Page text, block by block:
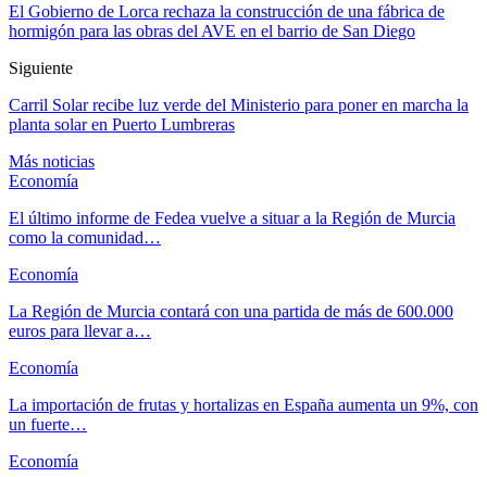
El Gobierno de Lorca rechaza la construcción de una fábrica de
hormigón para las obras del AVE en el barrio de San Diego
Siguiente
Carril Solar recibe luz verde del Ministerio para poner en marcha la
planta solar en Puerto Lumbreras
Más noticias
Economía
El último informe de Fedea vuelve a situar a la Región de Murcia
como la comunidad…
Economía
La Región de Murcia contará con una partida de más de 600.000
euros para llevar a…
Economía
La importación de frutas y hortalizas en España aumenta un 9%, con
un fuerte…
Economía